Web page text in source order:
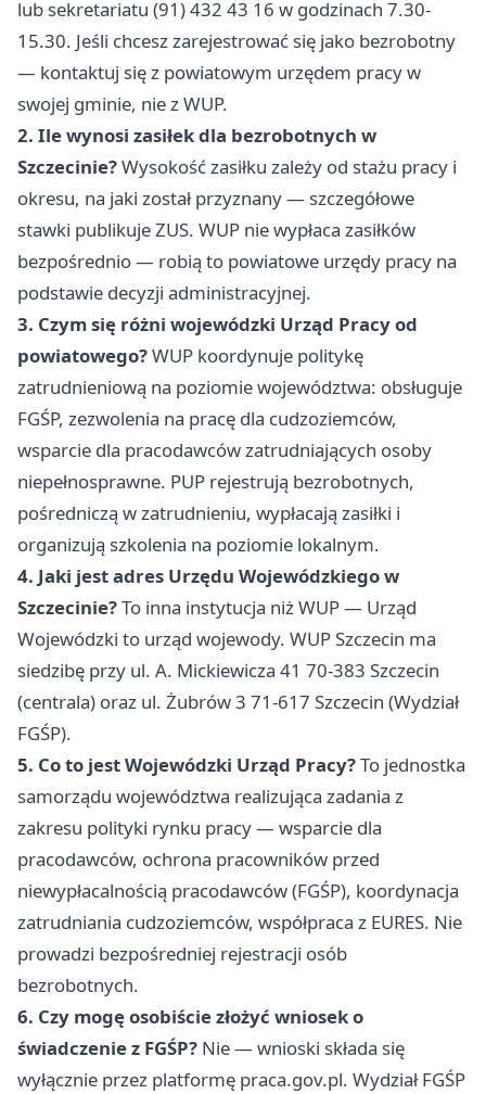
lub sekretariatu (91) 432 43 16 w godzinach 7.30-
15.30. Jeśli chcesz zarejestrować się jako bezrobotny
— kontaktuj się z powiatowym urzędem pracy w
swojej gminie, nie z WUP.
2. Ile wynosi zasiłek dla bezrobotnych w
Szczecinie?Wysokość zasiłku zależy od stażu pracy i
okresu, na jaki został przyznany — szczegółowe
stawki publikuje ZUS. WUP nie wypłaca zasiłków
bezpośrednio — robią to powiatowe urzędy pracy na
podstawie decyzji administracyjnej.
3. Czym się różni wojewódzki Urząd Pracy od
powiatowego?WUP koordynuje politykę
zatrudnieniową na poziomie województwa: obsługuje
FGŚP, zezwolenia na pracę dla cudzoziemców,
wsparcie dla pracodawców zatrudniających osoby
niepełnosprawne. PUP rejestrują bezrobotnych,
pośredniczą w zatrudnieniu, wypłacają zasiłki i
organizują szkolenia na poziomie lokalnym.
4. Jaki jest adres Urzędu Wojewódzkiego w
Szczecinie?To inna instytucja niż WUP — Urząd
Wojewódzki to urząd wojewody. WUP Szczecin ma
siedzibę przy ul. A. Mickiewicza 41 70-383 Szczecin
(centrala) oraz ul. Żubrów 3 71-617 Szczecin (Wydział
FGŚP).
5. Co to jest Wojewódzki Urząd Pracy?To jednostka
samorządu województwa realizująca zadania z
zakresu polityki rynku pracy — wsparcie dla
pracodawców, ochrona pracowników przed
niewypłacalnością pracodawców (FGŚP), koordynacja
zatrudniania cudzoziemców, współpraca z EURES. Nie
prowadzi bezpośredniej rejestracji osób
bezrobotnych.
6. Czy mogę osobiście złożyć wniosek o
świadczenie z FGŚP? Nie — wnioski składa się
wyłącznie przez platformę praca.gov.pl. Wydział FGŚP